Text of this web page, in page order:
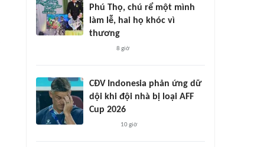
Phú Thọ, chú rể một mình
làm lễ, hai họ khóc vì
thương
8 giờ
CĐV Indonesia phản ứng dữ
dội khi đội nhà bị loại AFF
Cup 2026
10 giờ